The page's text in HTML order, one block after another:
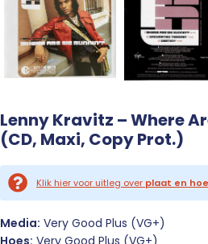
Lenny Kravitz – Where
(CD, Maxi, Copy Prot.)
Klik hier voor uitleg over plaat en
Media: Very Good Plus (VG+)